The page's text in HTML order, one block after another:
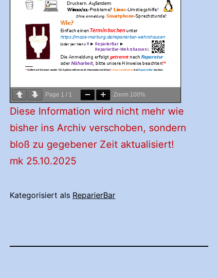
Page 1 / 1 Zoom 100%
Diese Information wird nicht mehr wie
bisher ins Archiv verschoben, sondern
bloß zu gegebener Zeit aktualisiert!
mk 25.10.2025
Kategorisiert als ReparierBar